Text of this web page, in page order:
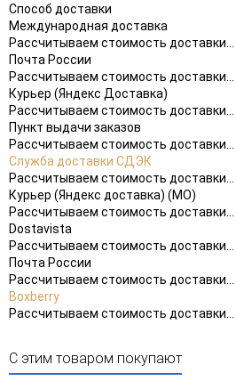
Способ доставки
Международная доставка
Рассчитываем стоимость доставки...
Почта России
Рассчитываем стоимость доставки...
Курьер (Яндекс Доставка)
Рассчитываем стоимость доставки...
Пункт выдачи заказов
Рассчитываем стоимость доставки...
Служба доставки СДЭК
Рассчитываем стоимость доставки...
Курьер (Яндекс доставка) (МО)
Рассчитываем стоимость доставки...
Dostavista
Рассчитываем стоимость доставки...
Почта России
Рассчитываем стоимость доставки...
Boxberry
Рассчитываем стоимость доставки...
С этим товаром покупают